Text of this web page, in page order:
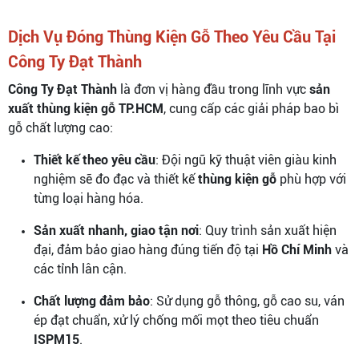
Dịch Vụ Đóng Thùng Kiện Gỗ Theo Yêu Cầu Tại
Công Ty Đạt Thành
Công Ty Đạt Thành là đơn vị hàng đầu trong lĩnh vực sản
xuất thùng kiện gỗ TP.HCM, cung cấp các giải pháp bao bì
gỗ chất lượng cao:
Thiết kế theo yêu cầu: Đội ngũ kỹ thuật viên giàu kinh
nghiệm sẽ đo đạc và thiết kếthùng kiện gỗ phù hợp với
từng loại hàng hóa.
Sản xuất nhanh, giao tận nơi: Quy trình sản xuất hiện
đại, đảm bảo giao hàng đúng tiến độ tại Hồ Chí Minh và
các tỉnh lân cận.
Chất lượng đảm bảo: Sử dụng gỗ thông, gỗ cao su, ván
ép đạt chuẩn, xử lý chống mối mọt theo tiêu chuẩn
ISPM15.